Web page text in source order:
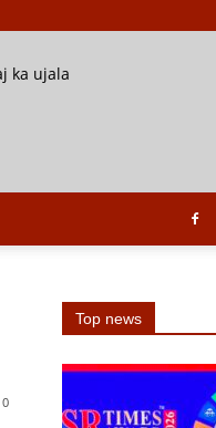
0
Top news